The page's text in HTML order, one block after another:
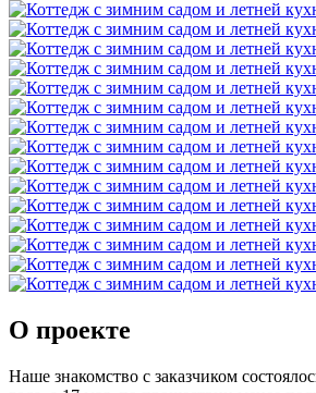
О проекте
Наше знакомство с заказчиком